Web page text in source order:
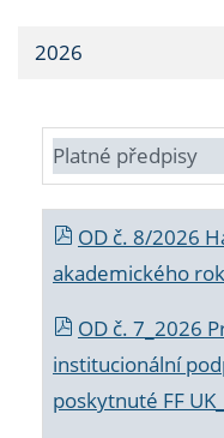
2026
Platné předpisy
OD č. 8/2026
akademického
OD č. 7_2026
institucionální
poskytnuté FF